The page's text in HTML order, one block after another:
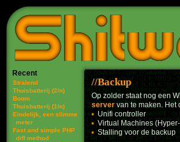
Recent
Stralend
Thuisbatterij (2/n)
Boom
Thuisbatterij (1/n)
Eindelijk, een slimme
meter
Fast and simple PHP
diff method
Backup
Op zolder staat nog een
server van te maken. Het
Unifi controller
Virtual Machines
Stalling voor de backup